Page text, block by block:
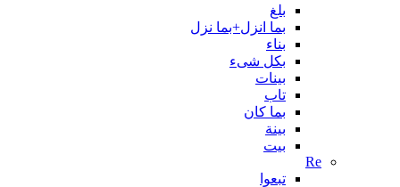
بلغ
بما انزل+بما نزل
بناء
بکل شیء
بینات
تاب
بما کان
بينة
بیت
Re
تبعوا